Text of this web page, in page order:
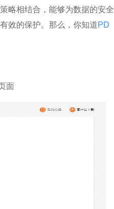
略相结合，能够为数据的安全
效的保护。那么，你知道PD
面